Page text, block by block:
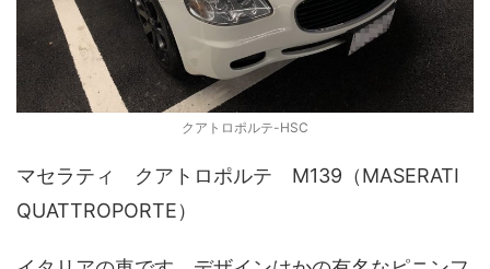
クアトロポルテ-HSC
マセラティ クアトロポルテ M139（MASERATI
QUATTROPORTE）